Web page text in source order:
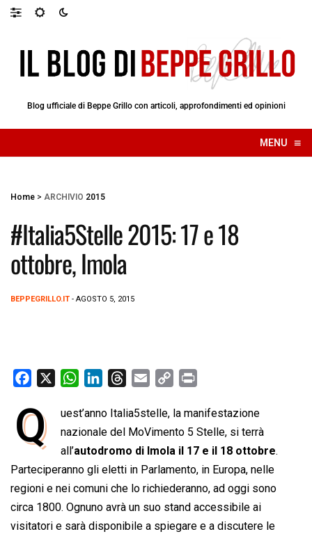
Blog ufficiale di Beppe Grillo con articoli, approfondimenti ed opinioni
MENU ≡
☰
Home > ARCHIVIO 2015
#Italia5Stelle 2015: 17 e 18
ottobre, Imola
BEPPEGRILLO.IT - AGOSTO 5, 2015
c
e
o
o
k
W
a
t
s
A
p
p
n
k
e
d
I
n
r
e
a
d
s
a
i
l
p
y
L
i
n
k
i
n
t
Q
uest’anno Italia5stelle, la manifestazione
nazionale del MoVimento 5 Stelle, si terrà
all’autodromo di Imola il 17 e il 18 ottobre.
Parteciperanno gli eletti in Parlamento, in Europa, nelle
regioni e nei comuni che lo richiederanno, ad oggi sono
circa 1800. Ognuno avrà un suo stand accessibile ai
visitatori e sarà disponibile a spiegare e a discutere le